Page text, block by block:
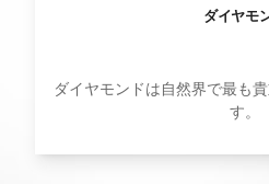
ダイヤモ
ダイヤモンドは自然界で最も
す。